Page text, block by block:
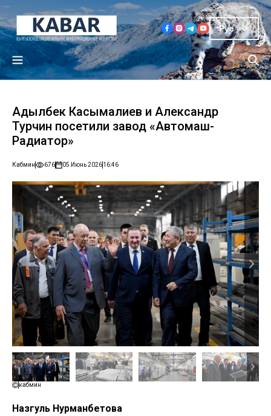
Рус
Адылбек Касымалиев и Александр
Турчин посетили завод «Автомаш-
Радиатор»
Кабмин 676 05 Июнь 202616:46
кабмин
Назгуль Нурманбетова